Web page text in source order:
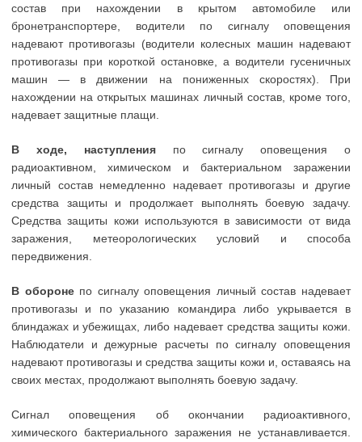
состав при нахождении в крытом автомобиле или
бронетранспортере, водители по сигналу оповещения
надевают противогазы (водители колесных машин надевают
противогазы при короткой остановке, а водители гусеничных
машин — в движении на пониженных скоростях). При
нахождении на открытых машинах личный состав, кроме того,
надевает защитные плащи.
В ходе, наступленияпо сигналу оповещения о
радиоактивном, химическом и бактериальном заражении
личный состав немедленно надевает противогазы и другие
средства защиты и продолжает выполнять боевую задачу.
Средства защиты кожи используются в зависимости от вида
заражения, метеорологических условий и способа
передвижения.
В оборонепо сигналу оповещения личный состав надевает
противогазы и по указанию командира либо укрывается в
блиндажах и убежищах, либо надевает средства защиты кожи.
Наблюдатели и дежурные расчеты по сигналу оповещения
надевают противогазы и средства защиты кожи и, оставаясь на
своих местах, продолжают выполнять боевую задачу.
Сигнал оповещения об окончании радиоактивного,
химического бактериального заражения не устанавливается.